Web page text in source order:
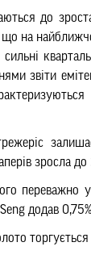
до
на
іс
зросла до
переважно
додав